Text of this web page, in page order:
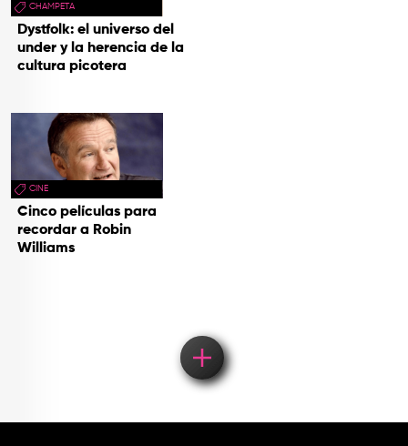
CHAMPETA
Dystfolk: el universo del
under y la herencia de la
cultura picotera
CINE
Cinco películas para
recordar a Robin
Williams